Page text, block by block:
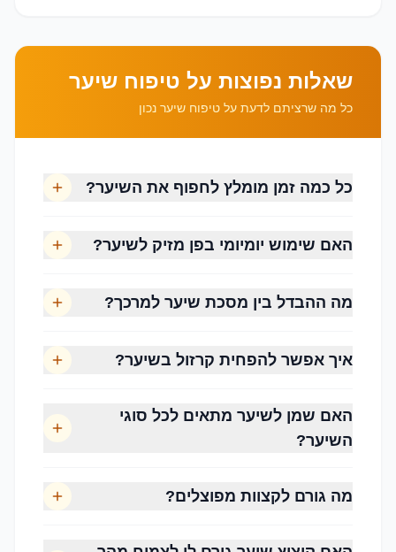
הפחתת שבירת שיער
שיפור הברק והמראה הטבעי
שמירה על שיער צבוע
לרוב מבריק יותר משום שהשומן הטבעי מתפזר
שאלות נפוצות על טיפוח שיער
כל מה שרציתם לדעת על טיפוח שיער נכון
כל כמה זמן מומלץ לחפוף את השיער?
האם שימוש יומיומי בפן מזיק לשיער?
מה ההבדל בין מסכת שיער למרכך?
איך אפשר להפחית קרזול בשיער?
האם שמן לשיער מתאים לכל סוגי
השיער?
מה גורם לקצוות מפוצלים?